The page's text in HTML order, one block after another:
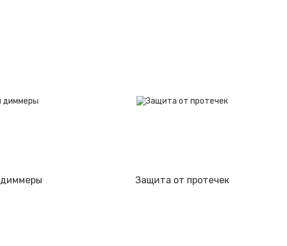
Защита от протечек